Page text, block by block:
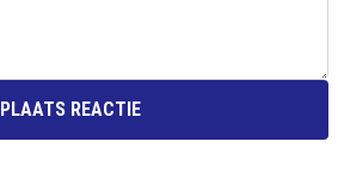
PLAATS REACTIE